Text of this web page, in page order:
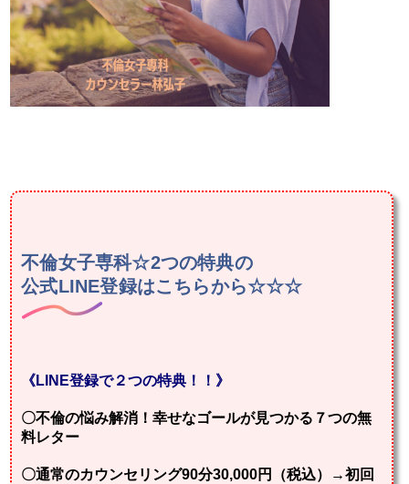
不倫女子専科☆2つの特典の
公式LINE登録はこちらから☆☆☆
《LINE登録で２つの特典！！》
〇不倫の悩み解消！幸せなゴールが見つかる７つの無
料レター
〇通常のカウンセリング90分30,000円（税込）→初回